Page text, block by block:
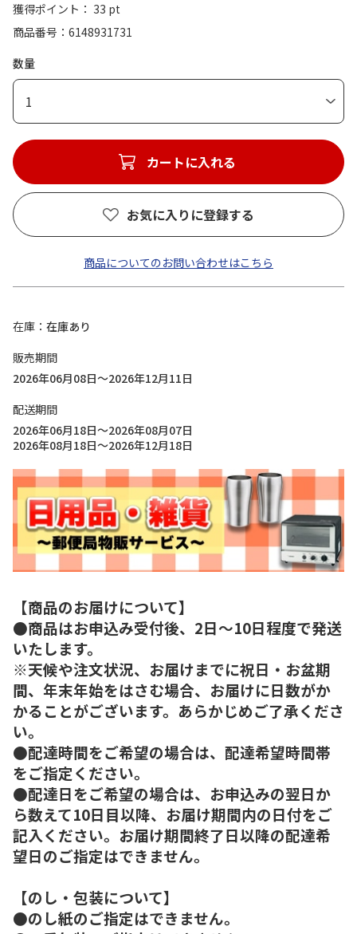
獲得ポイント： 33 pt
商品番号
6148931731
数量
1
カートに入れる
お気に入りに登録する
商品についてのお問い合わせはこちら
在庫
在庫あり
販売期間
2026年06月08日～2026年12月11日
配送期間
2026年06月18日～2026年08月07日
2026年08月18日～2026年12月18日
【商品のお届けについて】
●商品はお申込み受付後、2日～10日程度で発送
いたします。
※天候や注文状況、お届けまでに祝日・お盆期
間、年末年始をはさむ場合、お届けに日数がか
かることがございます。あらかじめご了承くださ
い。
●配達時間をご希望の場合は、配達希望時間帯
をご指定ください。
●配達日をご希望の場合は、お申込みの翌日か
ら数えて10日目以降、お届け期間内の日付をご
記入ください。お届け期間終了日以降の配達希
望日のご指定はできません。
【のし・包装について】
●のし紙のご指定はできません。